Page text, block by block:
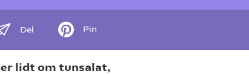
Del Pin
lidt om tunsalat,